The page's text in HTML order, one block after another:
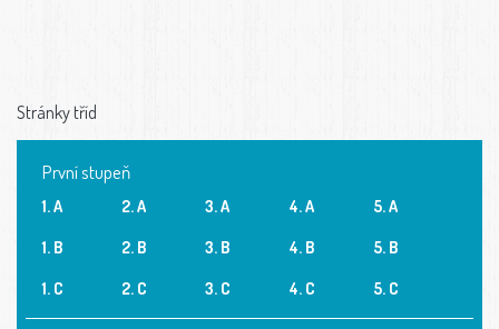
Stránky tříd
První stupeň
1. A
1. B
1. C
2. A
2. B
2. C
3. A
3. B
3. C
4. A
4. B
4. C
5. A
5. B
5. C